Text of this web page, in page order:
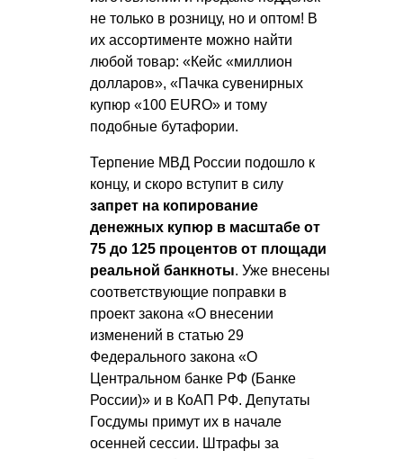
не только в розницу, но и оптом! В
их ассортименте можно найти
любой товар: «Кейс «миллион
долларов», «Пачка сувенирных
купюр «100 EURO» и тому
подобные бутафории.
Терпение МВД России подошло к
концу, и скоро вступит в силу
запрет на копирование
денежных купюр в масштабе от
75 до 125 процентов от площади
реальной банкноты. Уже внесены
соответствующие поправки в
проект закона «О внесении
изменений в статью 29
Федерального закона «О
Центральном банке РФ (Банке
России)» и в КоАП РФ. Депутаты
Госдумы примут их в начале
осенней сессии. Штрафы за